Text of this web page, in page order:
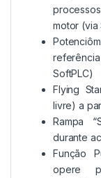
motor (via
SoftPLC)
Flying
livre) a
Rampa
durante
Função
opere